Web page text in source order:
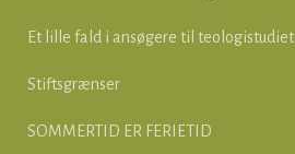
Et lille fald i ansøgere til teologistudiet
Stiftsgrænser
SOMMERTID ER FERIETID